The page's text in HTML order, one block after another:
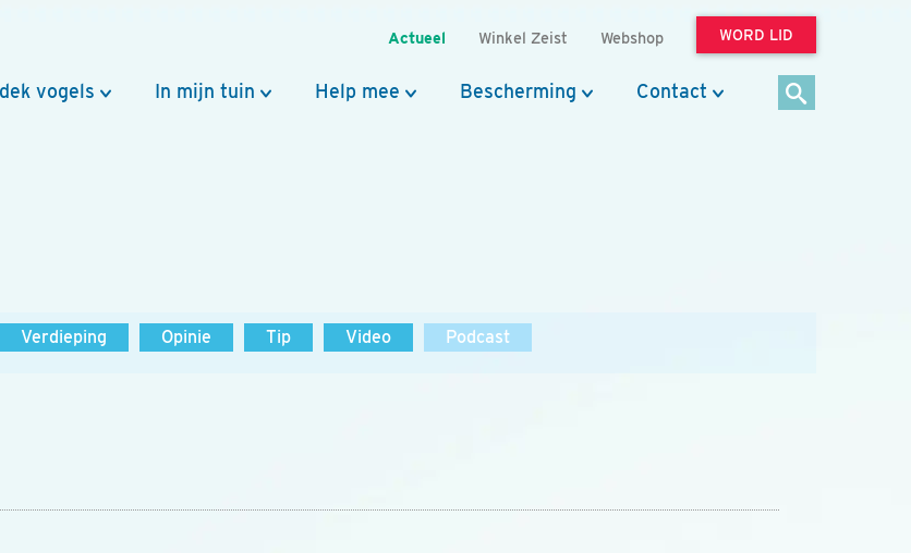
Actueel Winkel Zeist Webshop WORD LID
vogels In mijn tuin Help mee Bescherming Contact
Verdieping Opinie Tip Video Podcast